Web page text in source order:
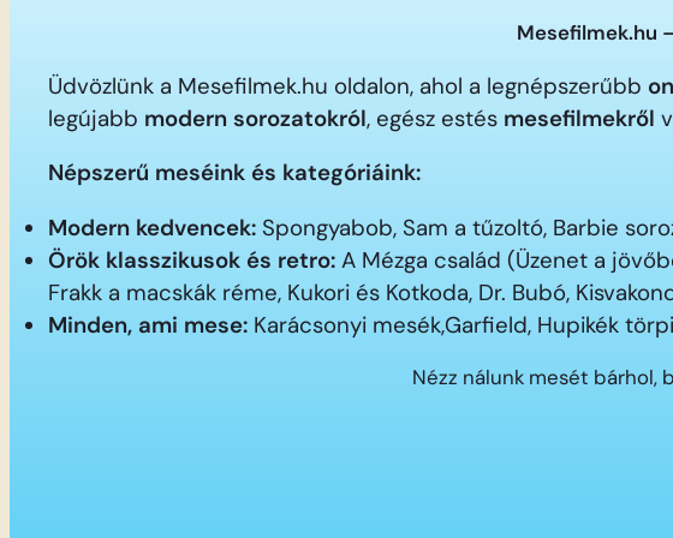
Mesefilmek.hu
Üdvözlünk a Mesefilmek.hu oldalon, ahol a legnépszerűbb
legújabb modern sorozatokról, egész estés mesefilmekről
Népszerű meséink és kategóriáink:
Modern kedvencek: Spongyabob, Sam a tűzoltó, Barbie
Örök klasszikusok és retro: A Mézga család (Üzenet a
Frakk a macskák réme, Kukori és Kotkoda, Dr. Bubó,
Minden, ami mese: Karácsonyi mesék,Garfield, Hupikék
Nézz nálunk mesét bárhol,